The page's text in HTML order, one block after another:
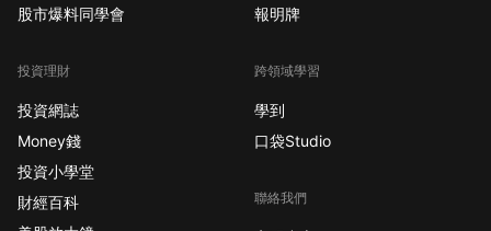
股市爆料同學會
投資理財
投資網誌
Money錢
投資小學堂
財經百科
報明牌
跨領域學習
學到
口袋Studio
聯絡我們